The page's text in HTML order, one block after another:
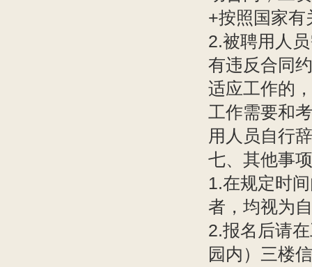
+按照国家有
2.被聘用人
有违反合同
适应工作的
工作需要和
用人员自行
七、其他事项
1.在规定时
者，均视为
2.报名后请
园内）三楼